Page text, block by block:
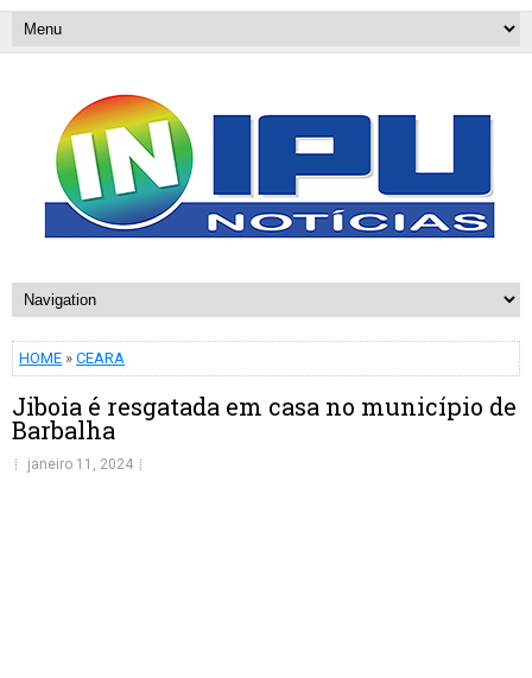
HOME » CEARA
Jiboia é resgatada em casa no município de
Barbalha
janeiro 11, 2024